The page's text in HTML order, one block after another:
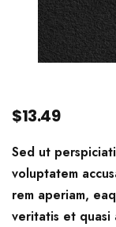
$13.49
Sed ut
voluptatem
rem aperiam,
veritatis et